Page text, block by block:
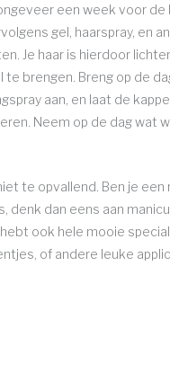
een week voor
gel, haarspray, en
Je haar is hierdoor
te brengen. Breng op de
aan, en laat de
Neem op de dag wat
te opvallend. Ben je
denk dan eens aan
hebt ook hele mooie
of andere leuke